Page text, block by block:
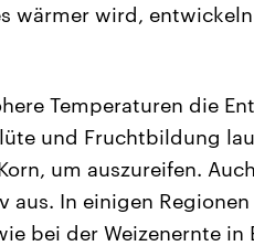
wärmer wird,
Temperaturen die
und Fruchtbildung
um auszureifen.
In einigen
bei der Weizenernte in